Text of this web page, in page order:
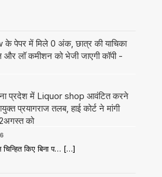
पेपर में मिले 0 अंक, छात्र की याचिका
और लॉ कमीशन को भेजी जाएगी कॉपी -
प्रदेश में Liquor shop आवंटित करने
प्रयागराज तलब, हाई कोर्ट ने मांगी
को
किए बिना प… […]